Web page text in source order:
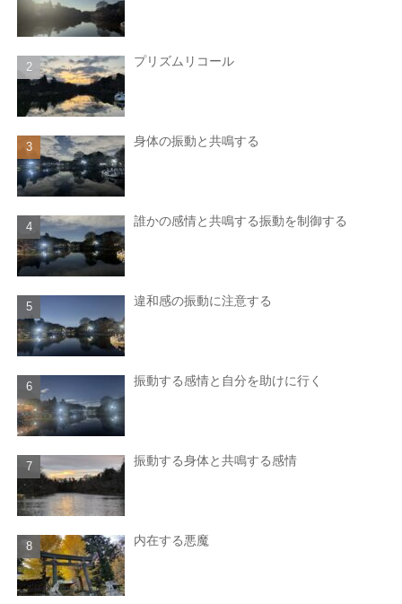
プリズムリコール
身体の振動と共鳴する
誰かの感情と共鳴する振動を制御する
違和感の振動に注意する
振動する感情と自分を助けに行く
振動する身体と共鳴する感情
内在する悪魔